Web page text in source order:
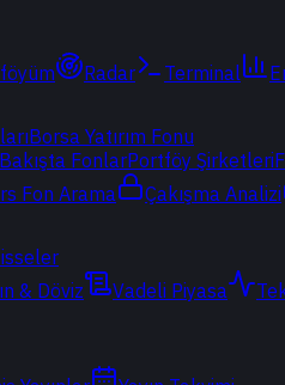
Radar Terminal
Borsa Yatırım Fonu
FonlarPortföy Şirketleri
Fon Arama Çakışma Analizi
& Döviz Vadeli Piyasa